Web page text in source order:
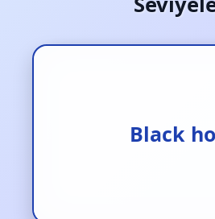
Black
Kara